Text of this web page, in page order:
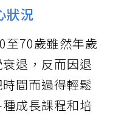
狀況
至70歲雖然年歲
退，反而因退
間而過得輕鬆
成長課程和培